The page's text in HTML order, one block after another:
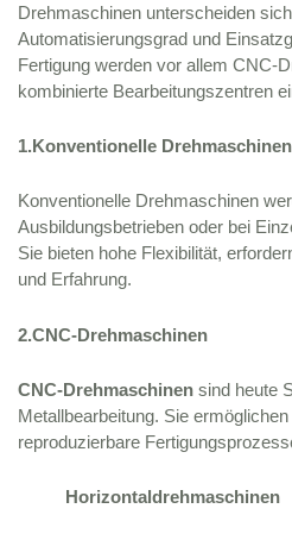
Drehmaschinen unterscheiden
Automatisierungsgrad und
Fertigung werden vor allem CNC-
kombinierte Bearbeitungszentren
1.Konventionelle Drehmaschinen
Konventionelle Drehmaschinen
Ausbildungsbetrieben oder bei
Sie bieten hohe Flexibilität,
und Erfahrung.
2.CNC-Drehmaschinen
CNC-Drehmaschinen sind heute
Metallbearbeitung. Sie
reproduzierbare
Horizontaldrehmaschinen